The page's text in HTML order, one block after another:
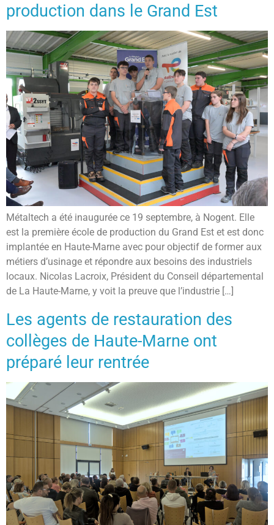
production dans le Grand Est
Métaltech a été inaugurée ce 19 septembre, à Nogent. Elle
est la première école de production du Grand Est et est donc
implantée en Haute-Marne avec pour objectif de former aux
métiers d’usinage et répondre aux besoins des industriels
locaux. Nicolas Lacroix, Président du Conseil départemental
de La Haute-Marne, y voit la preuve que l’industrie […]
Les agents de restauration des
collèges de Haute-Marne ont
préparé leur rentrée